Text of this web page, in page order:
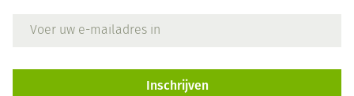
Inschrijven